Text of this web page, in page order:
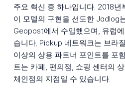
주요 혁신 중 하나입니다. 2018
이 모델의 구현을 선도한 Jadlog
Geopost에서 수입했으며, 유럽
습니다. Pickup 네트워크는 브라
이상의 상용 파트너 포인트를 포
트는 카페, 편의점, 쇼핑 센터의
체인점의 지점일 수 있습니다.